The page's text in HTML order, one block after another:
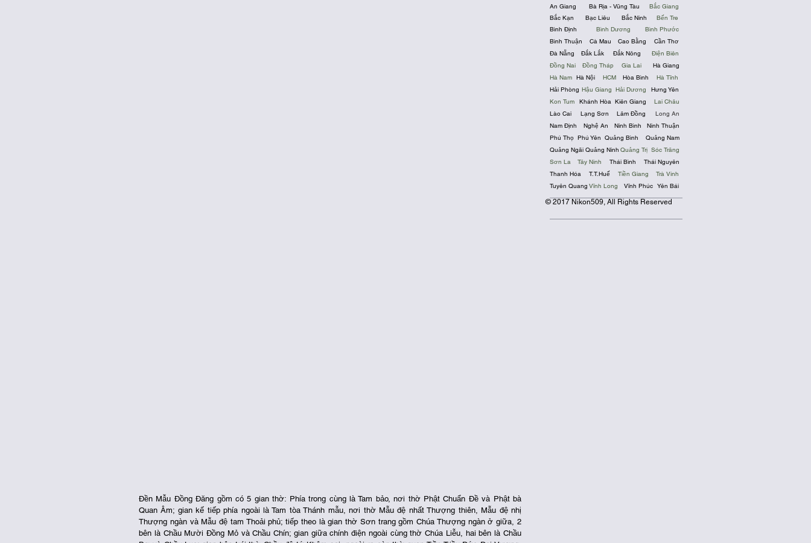
Đền Mẫu Đồng Đăng gồm có 5 gian thờ: Phía trong cùng là Tam bảo, nơi thờ Phật Chuẩn Đề và Phật bà
Quan Âm; gian kế tiếp phía ngoài là Tam tòa Thánh mẫu, nơi thờ Mẫu đệ nhất Thượng thiên, Mẫu đệ nhị
Thượng ngàn và Mẫu đệ tam Thoải phủ; tiếp theo là gian thờ Sơn trang gồm Chúa Thượng ngàn ở giữa, 2
bên là Chầu Mười Đồng Mỏ và Chầu Chín; gian giữa chính điện ngoài cùng thờ Chúa Liễu, hai bên là Chầu
An Giang
Bắc Kạn
Bình Định
Bà Rịa - Vũng Tàu
Bắc Giang
Bạc Liêu
Bắc Ninh
Bến Tre
Bình Dương
Bình Phước
Bình Thuận
Cà Mau Cao Bằng
Cần Thơ
Đà Nẵng
Đắk Lắk Đắk Nông
Điện Biên
Đồng Nai
Đồng Tháp Gia Lai
Hà Giang
Hà Nam Hà Nội HCM Hòa Bình
Hà Tĩnh
Hải Phòng Hậu Giang Hải Dương
Hưng Yên
Kon Tum
Khánh Hòa Kiên Giang
Lai Châu
Lào Cai
Lạng Sơn Lâm Đồng
Long An
Nam Định
Nghệ An Ninh Bình
Ninh Thuận
Phú Thọ Phú Yên Quảng Bình
Quảng Nam
Quảng Ngãi Quảng Ninh Quảng Trị Sóc Trăng
Sơn La
Tây Ninh Thái Bình
Thái Nguyên
Thanh Hóa
Tuyên Quang
T.T.Huế
Vĩnh Long
Tiền Giang
Vĩnh Phúc
Trà Vinh
Yên Bái
© 2017 Nikon509, All Rights Reserved